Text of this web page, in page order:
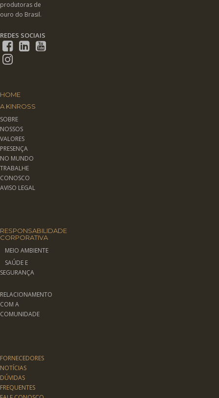
produtoras de
ouro do Brasil.
REDES SOCIAIS
HOME
A KINROSS
SOBRE
NOSSOS
VALORES
PRESENÇA
NO MUNDO
TRABALHE
CONOSCO
AVISO LEGAL
RESPONSABILIDADE
CORPORATIVA
MEIO AMBIENTE
SAÚDE E
SEGURANÇA
RELACIONAMENTO
COM A
COMUNIDADE
FORNECEDORES
NOTÍCIAS
DÚVIDAS
FREQUENTES